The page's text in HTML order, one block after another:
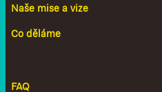
Naše mise a vize
Co děláme
FAQ